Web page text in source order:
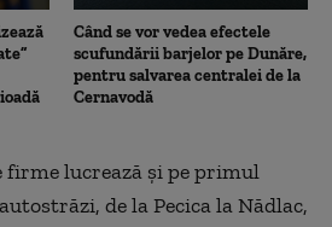
Când se vor vedea efectele
scufundării barjelor pe Dunăre,
pentru salvarea centralei de la
Cernavodă
firme lucrează şi pe primul
de la Pecica la Nădlac,